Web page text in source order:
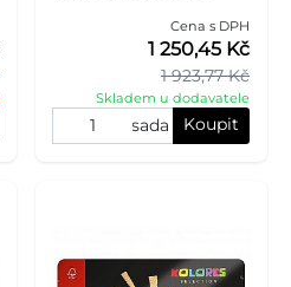
Cena s DPH
1 923,77 Kč
1 250,45 Kč
Skladem u dodavatele
sada Koupit